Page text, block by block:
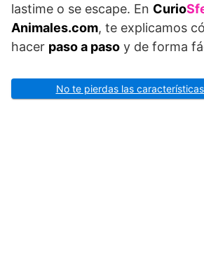
lastime o se escape. En Curio
Animales.com, te explicamos
hacer paso a paso y de forma
No te pierdas las